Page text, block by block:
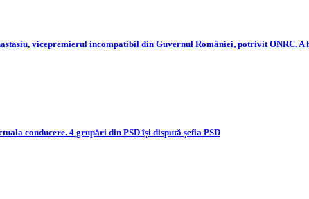
vicepremierul incompatibil din Guvernul României, potrivit ONRC.
conducere. 4 grupări din PSD își dispută șefia PSD